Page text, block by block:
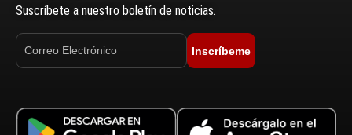
Suscríbete a nuestro boletín de noticias.
Inscríbeme